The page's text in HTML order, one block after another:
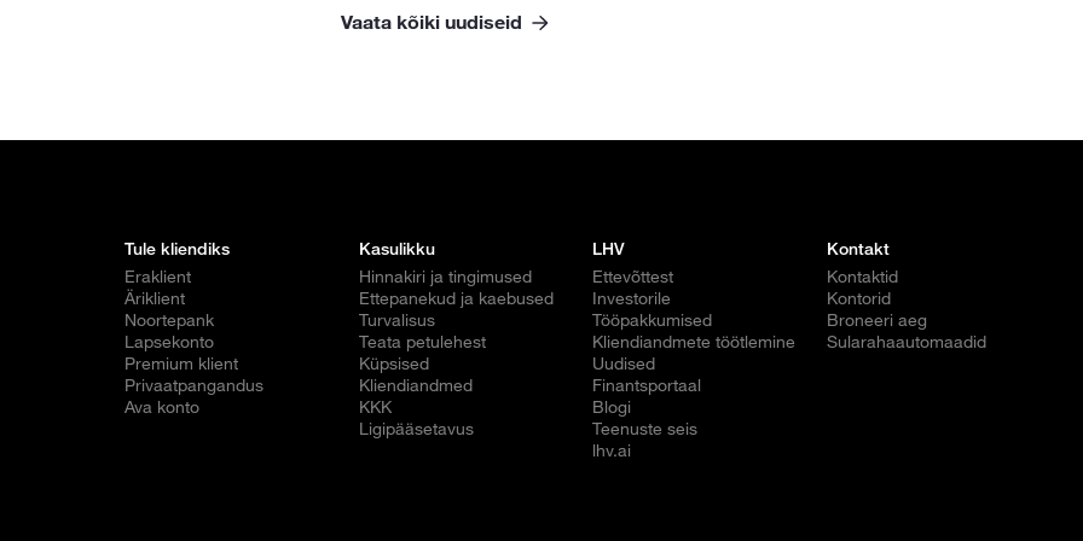
Vaata kõiki uudiseid
Tule kliendiks
Eraklient
Äriklient
Noortepank
Lapsekonto
Premium klient
Privaatpangandus
Ava konto
Kasulikku
Hinnakiri ja tingimused
Ettepanekud ja kaebused
Turvalisus
Teata petulehest
Küpsised
Kliendiandmed
KKK
Ligipääsetavus
LHV
Ettevõttest
Investorile
Tööpakkumised
Kliendiandmete töötlemine
Uudised
Finantsportaal
Blogi
Teenuste seis
lhv.ai
Kontakt
Kontaktid
Kontorid
Broneeri aeg
Sularahaautomaadid